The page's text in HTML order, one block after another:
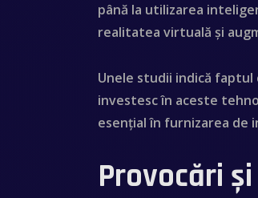
până la utilizarea
realitatea virtuală și
Unele studii indică
investesc în aceste
esențial în furnizarea de
Provocări